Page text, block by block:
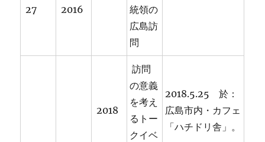
27 2016
統領の
広島訪
問
2018
訪問
の意義
を考え
るトー
クイベ
2018.5.25 於：
広島市内・カフェ
「ハチドリ舎」。